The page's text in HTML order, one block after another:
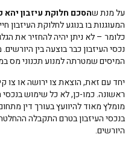
על מנת שהסכם חלוקת עיזבון יהא
המעוגנות בו בנוגע לחלוקת העיזבון
כלומר – לא ניתן יהיה להחזיר את
נכסי העיזבון כבר בוצעה בין
המיסים שמטרתה למנוע תכנוני מס
יחד עם זאת, הוצאת צו ירושה או צו
ראשונה. כמו-כן, לא כל שימוש בנכסי
מומלץ מאוד להיוועץ בעורך דין
בנכסי העיזבון בטרם התקבלה
היורשים.